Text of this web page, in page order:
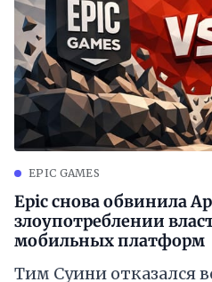
EPIC GAMES
Epic снова обвинила
злоупотреблении
мобильных платформ
Тим Суини отказался